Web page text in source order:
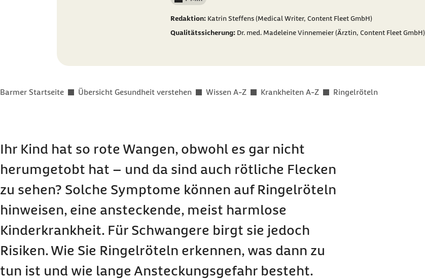
Lesedauer weniger als
Redaktion: Katrin Steffens (Medical Writer, Content Fleet GmbH)
Qualitätssicherung: Dr. med. Madeleine Vinnemeier (Ärztin, Content Fleet GmbH)
Sie befinden sich hier:
Barmer Startseite Übersicht Gesundheit verstehen Wissen A-Z Krankheiten A-Z Ringelröteln
Ihr Kind hat so rote Wangen, obwohl es gar nicht
herumgetobt hat – und da sind auch rötliche Flecken
zu sehen? Solche Symptome können auf Ringelröteln
hinweisen, eine ansteckende, meist harmlose
Kinderkrankheit. Für Schwangere birgt sie jedoch
Risiken. Wie Sie Ringelröteln erkennen, was dann zu
tun ist und wie lange Ansteckungsgefahr besteht.